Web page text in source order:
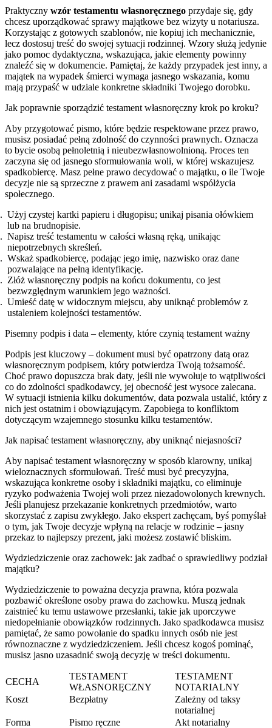
Praktyczny wzór testamentu własnoręcznego przydaje się, gdy
chcesz uporządkować sprawy majątkowe bez wizyty u notariusza.
Korzystając z gotowych szablonów, nie kopiuj ich mechanicznie,
lecz dostosuj treść do swojej sytuacji rodzinnej. Wzory służą jedynie
jako pomoc dydaktyczna, wskazująca, jakie elementy powinny
znaleźć się w dokumencie. Pamiętaj, że każdy przypadek jest inny, a
majątek na wypadek śmierci wymaga jasnego wskazania, komu
mają przypaść w udziale konkretne składniki Twojego dorobku.
Jak poprawnie sporządzić testament własnoręczny krok po kroku?
Aby przygotować pismo, które będzie respektowane przez prawo,
musisz posiadać pełną zdolność do czynności prawnych. Oznacza
to bycie osobą pełnoletnią i nieubezwłasnowolnioną. Proces ten
zaczyna się od jasnego sformułowania woli, w której wskazujesz
spadkobiercę. Masz pełne prawo decydować o majątku, o ile Twoje
decyzje nie są sprzeczne z prawem ani zasadami współżycia
społecznego.
Użyj czystej kartki papieru i długopisu; unikaj pisania ołówkiem
lub na brudnopisie.
Napisz treść testamentu w całości własną ręką, unikając
niepotrzebnych skreśleń.
Wskaż spadkobiercę, podając jego imię, nazwisko oraz dane
pozwalające na pełną identyfikację.
Złóż własnoręczny podpis na końcu dokumentu, co jest
bezwzględnym warunkiem jego ważności.
Umieść datę w widocznym miejscu, aby uniknąć problemów z
ustaleniem kolejności testamentów.
Pisemny podpis i data – elementy, które czynią testament ważny
Podpis jest kluczowy – dokument musi być opatrzony datą oraz
własnoręcznym podpisem, który potwierdza Twoją tożsamość.
Choć prawo dopuszcza brak daty, jeśli nie wywołuje to wątpliwości
co do zdolności spadkodawcy, jej obecność jest wysoce zalecana.
W sytuacji istnienia kilku dokumentów, data pozwala ustalić, który z
nich jest ostatnim i obowiązującym. Zapobiega to konfliktom
dotyczącym wzajemnego stosunku kilku testamentów.
Jak napisać testament własnoręczny, aby uniknąć niejasności?
Aby napisać testament własnoręczny w sposób klarowny, unikaj
wieloznacznych sformułowań. Treść musi być precyzyjna,
wskazująca konkretne osoby i składniki majątku, co eliminuje
ryzyko podważenia Twojej woli przez niezadowolonych krewnych.
Jeśli planujesz przekazanie konkretnych przedmiotów, warto
skorzystać z zapisu zwykłego. Jako ekspert zachęcam, byś pomyślał
o tym, jak Twoje decyzje wpłyną na relacje w rodzinie – jasny
przekaz to najlepszy prezent, jaki możesz zostawić bliskim.
Wydziedziczenie oraz zachowek: jak zadbać o sprawiedliwy podział
majątku?
Wydziedziczenie to poważna decyzja prawna, która pozwala
pozbawić określone osoby prawa do zachowku. Muszą jednak
zaistnieć ku temu ustawowe przesłanki, takie jak uporczywe
niedopełnianie obowiązków rodzinnych. Jako spadkodawca musisz
pamiętać, że samo powołanie do spadku innych osób nie jest
równoznaczne z wydziedziczeniem. Jeśli chcesz kogoś pominąć,
musisz jasno uzasadnić swoją decyzję w treści dokumentu.
CECHA
TESTAMENT
WŁASNORĘCZNY
TESTAMENT
NOTARIALNY
Koszt
Bezpłatny
Zależny od taksy
notarialnej
Forma
Pismo ręczne
Akt notarialny